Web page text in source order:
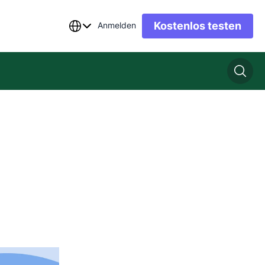
Anmelden Kostenlos testen